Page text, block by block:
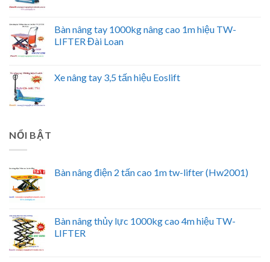
Bàn nâng tay 1000kg nâng cao 1m hiệu TW-
LIFTER Đài Loan
Xe nâng tay 3,5 tấn hiệu Eoslift
NỔI BẬT
Bàn nâng điện 2 tấn cao 1m tw-lifter (Hw2001)
Bàn nâng thủy lực 1000kg cao 4m hiệu TW-
LIFTER